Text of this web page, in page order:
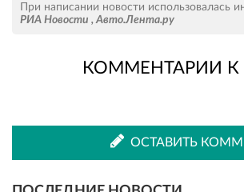
во
ВКонтакте
При написании новости использовалась
РИА Новости ,Авто.Лента.ру
КОММЕНТАРИИ К
ОСТАВИТЬ